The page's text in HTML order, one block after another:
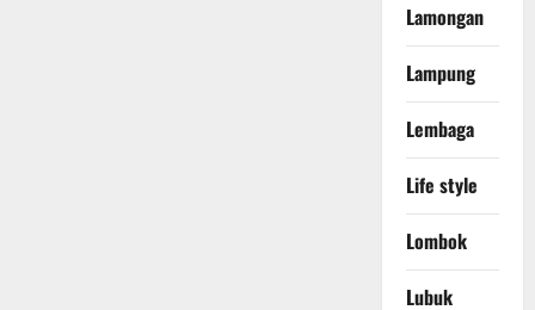
Lamongan
Lampung
Lembaga
Life style
Lombok
Lubuk